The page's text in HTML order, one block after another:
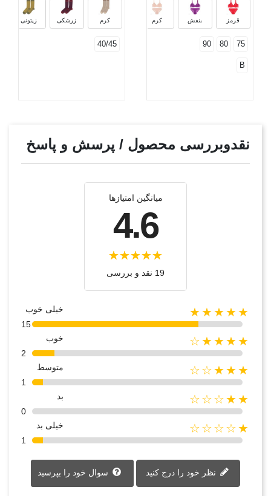
قرمز بنفش کرم
سبز فسفری
75
80
90
B
کرم زرشکی زیتونی
40/45
نقدوبررسی محصول / پرسش و پاسخ
میانگین امتیازها
4.6
19 نقد و بررسی‌‌
★★★★★
خیلی خوب
15
★★★★☆
خوب
2
★★★☆☆
متوسط
1
★★☆☆☆
بد
0
★☆☆☆☆
خیلی بد
1
سوال خود را بپرسید